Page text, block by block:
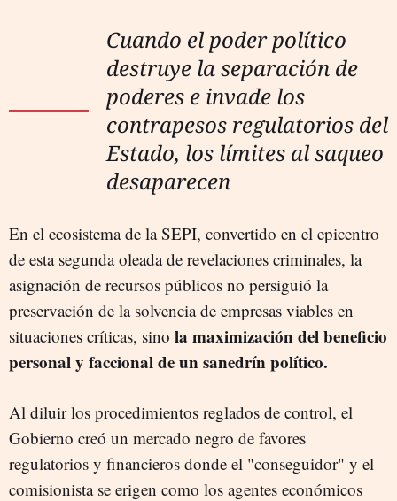
Cuando el poder político
destruye la separación de
poderes e invade los
contrapesos regulatorios del
Estado, los límites al saqueo
desaparecen
En el ecosistema de la SEPI, convertido en el epicentro
de esta segunda oleada de revelaciones criminales, la
asignación de recursos públicos no persiguió la
preservación de la solvencia de empresas viables en
situaciones críticas, sino la maximización del beneficio
personal y faccional de un sanedrín político.
Al diluir los procedimientos reglados de control, el
Gobierno creó un mercado negro de favores
regulatorios y financieros donde el "conseguidor" y el
comisionista se erigen como los agentes económicos